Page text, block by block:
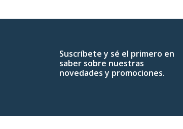
Suscríbete y sé el primero en
saber sobre nuestras
novedades y promociones.